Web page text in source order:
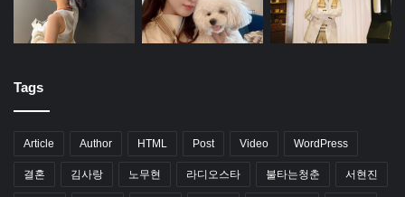
Tags
Article Author HTML Post Video WordPress
결혼 김사랑 노무현 라디오스타 불타는청춘 서현진